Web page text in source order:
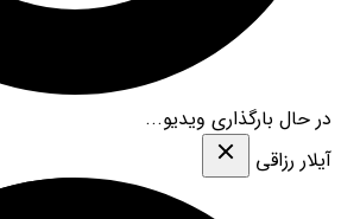
در حال بارگذاری ویدیو...
آیلار رزاقی